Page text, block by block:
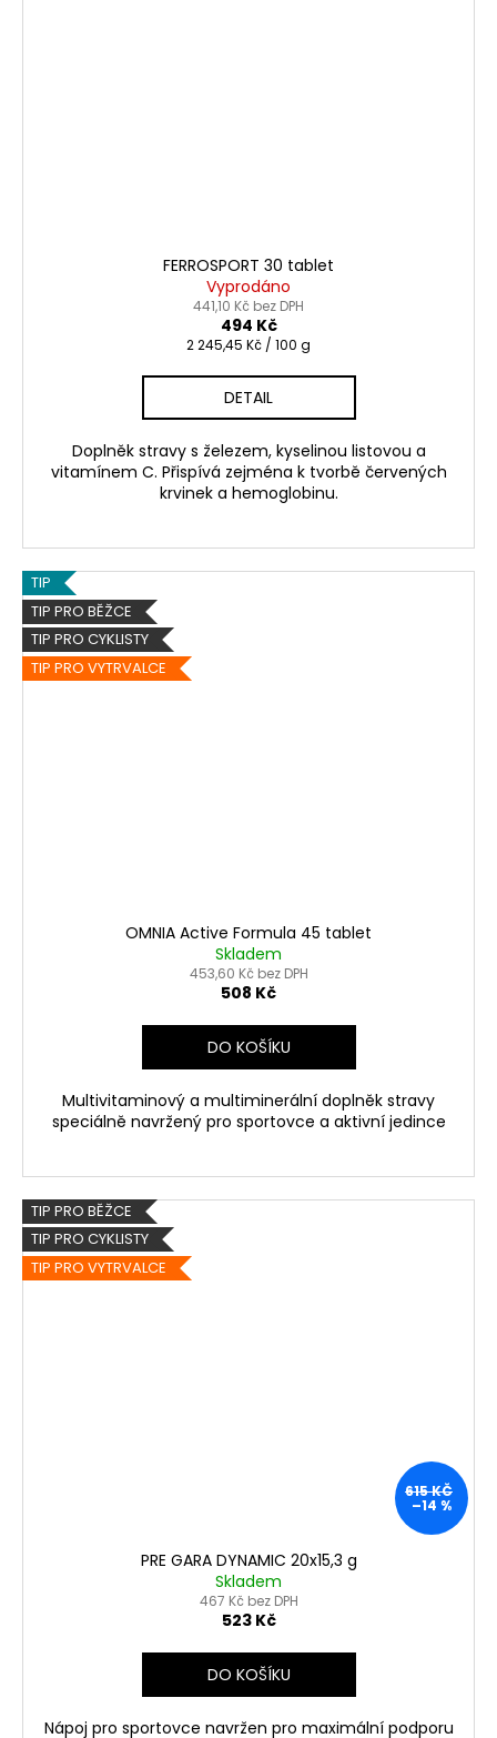
FERROSPORT 30 tablet
Vyprodáno
441,10 Kč bez DPH
494 Kč
Měrná
2 245,45 Kč / 100 g
DETAIL
Doplněk stravy s železem, kyselinou listovou a
vitamínem C. Přispívá zejména k tvorbě červených
krvinek a hemoglobinu.
TIP
TIP PRO BĚŽCE
TIP PRO CYKLISTY
TIP PRO VYTRVALCE
OMNIA Active Formula 45 tablet
Skladem
453,60 Kč bez DPH
508 Kč
DO KOŠÍKU
Multivitaminový a multiminerální doplněk stravy
speciálně navržený pro sportovce a aktivní jedince
TIP PRO BĚŽCE
TIP PRO CYKLISTY
TIP PRO VYTRVALCE
615 KČ
–14 %
PRE GARA DYNAMIC 20x15,3 g
Skladem
467 Kč bez DPH
523 Kč
DO KOŠÍKU
Nápoj pro sportovce navržen pro maximální podporu